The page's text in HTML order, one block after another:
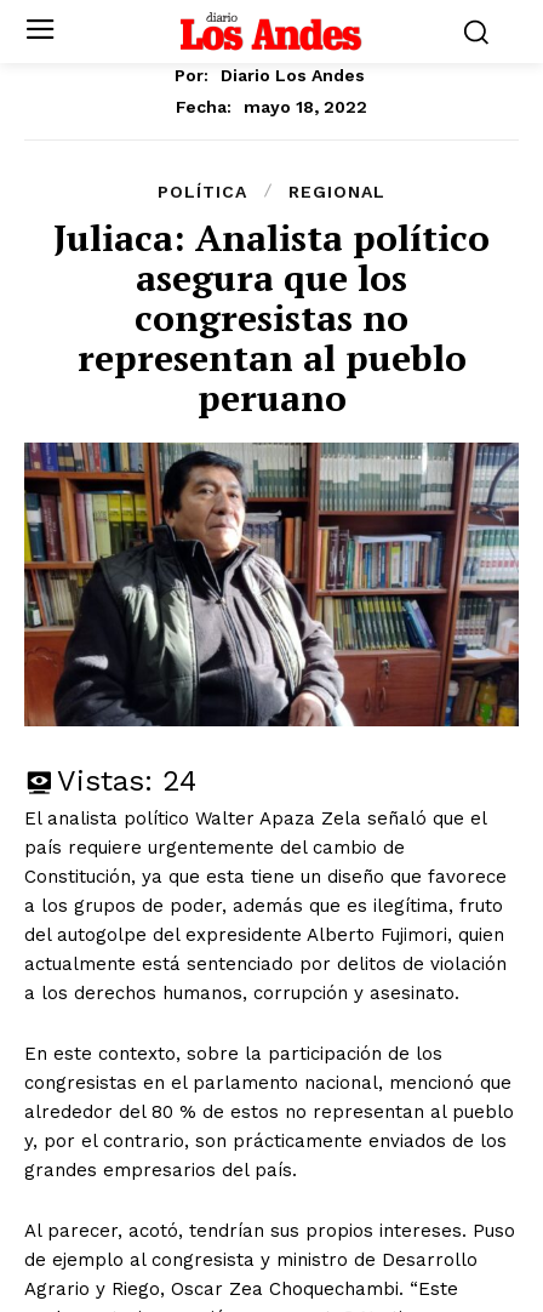
Por:
Diario Los Andes
Fecha:
mayo 18, 2022
POLÍTICA REGIONAL
Juliaca: Analista político
asegura que los
congresistas no
representan al pueblo
peruano
Vistas: 24
El analista político Walter Apaza Zela señaló que el
país requiere urgentemente del cambio de
Constitución, ya que esta tiene un diseño que favorece
a los grupos de poder, además que es ilegítima, fruto
del autogolpe del expresidente Alberto Fujimori, quien
actualmente está sentenciado por delitos de violación
a los derechos humanos, corrupción y asesinato.
En este contexto, sobre la participación de los
congresistas en el parlamento nacional, mencionó que
alrededor del 80 % de estos no representan al pueblo
y, por el contrario, son prácticamente enviados de los
grandes empresarios del país.
Al parecer, acotó, tendrían sus propios intereses. Puso
de ejemplo al congresista y ministro de Desarrollo
Agrario y Riego, Oscar Zea Choquechambi. “Este